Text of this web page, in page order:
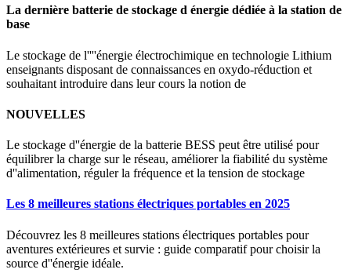
La dernière batterie de stockage d énergie dédiée à la station de
base
Le stockage de l''''énergie électrochimique en technologie Lithium
enseignants disposant de connaissances en oxydo-réduction et
souhaitant introduire dans leur cours la notion de
NOUVELLES
Le stockage d''énergie de la batterie BESS peut être utilisé pour
équilibrer la charge sur le réseau, améliorer la fiabilité du système
d''alimentation, réguler la fréquence et la tension de stockage
Les 8 meilleures stations électriques portables en 2025
Découvrez les 8 meilleures stations électriques portables pour
aventures extérieures et survie : guide comparatif pour choisir la
source d''énergie idéale.